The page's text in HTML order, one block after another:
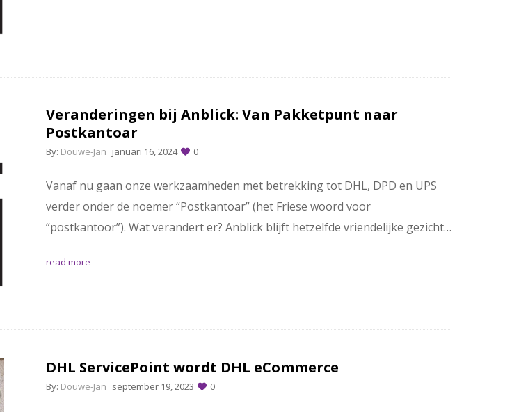
Veranderingen bij Anblick: Van Pakketpunt naar
Postkantoar
By: Douwe-Jan januari 16, 2024 0
Vanaf nu gaan onze werkzaamheden met betrekking tot DHL, DPD en UPS
verder onder de noemer “Postkantoar” (het Friese woord voor
“postkantoor”). Wat verandert er? Anblick blijft hetzelfde vriendelijke gezicht…
read more
DHL ServicePoint wordt DHL eCommerce
By: Douwe-Jan september 19, 2023 0